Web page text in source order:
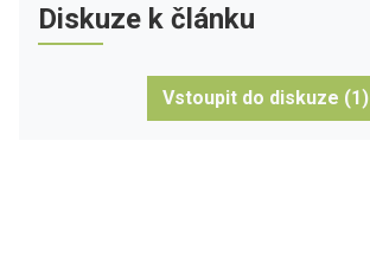
Diskuze k článku
Vstoupit do diskuze (1)